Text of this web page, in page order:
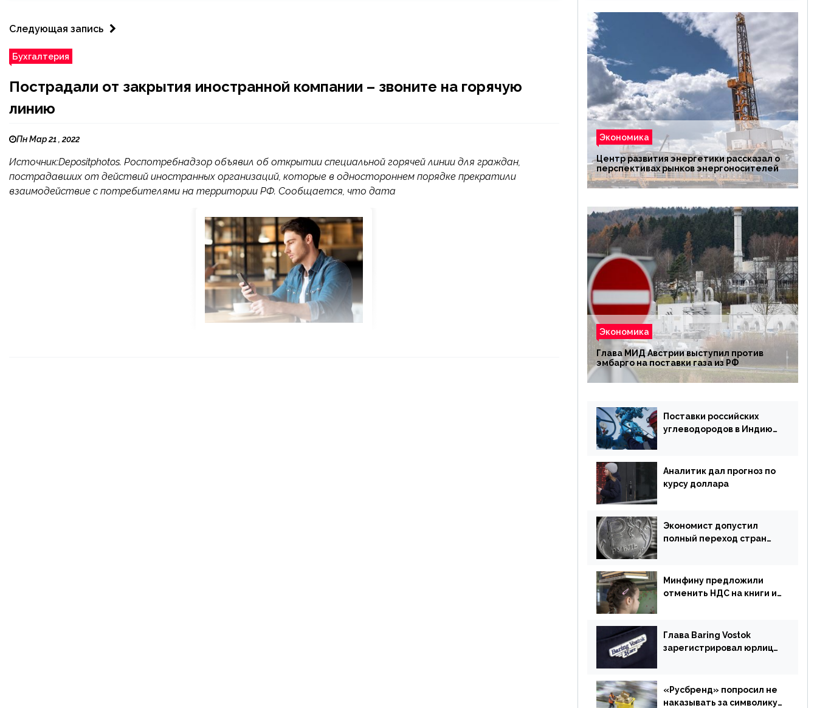
Следующая запись
Бухгалтерия
Пострадали от закрытия иностранной компании – звоните на горячую
линию
Пн Мар 21 , 2022
Источник:Depositphotos. Роспотребнадзор объявил об открытии специальной горячей линии для граждан,
пострадавших от действий иностранных организаций, которые в одностороннем порядке прекратили
взаимодействие с потребителями на территории РФ. Сообщается, что дата
Экономика
Центр развития энергетики рассказал о
перспективах рынков энергоносителей
Экономика
Глава МИД Австрии выступил против
эмбарго на поставки газа из РФ
Поставки российских
углеводородов в Индию
Аналитик дал прогноз по
курсу доллара
Экономист допустил
полный переход стран
Минфину предложили
отменить НДС на книги и
Глава Baring Vostok
зарегистрировал юрлицо
«Русбренд» попросил не
наказывать за символику